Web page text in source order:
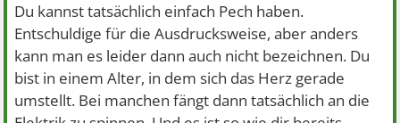
Du kannst tatsächlich einfach Pech haben.
Entschuldige für die Ausdrucksweise, aber anders
kann man es leider dann auch nicht bezeichnen. Du
bist in einem Alter, in dem sich das Herz gerade
umstellt. Bei manchen fängt dann tatsächlich an die